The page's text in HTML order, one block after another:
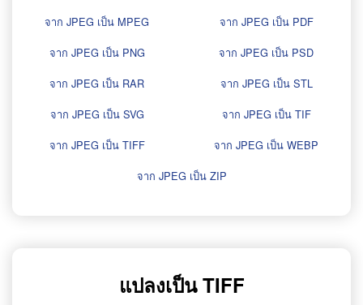
จาก JPEG เป็น MPEG
จาก JPEG เป็น PDF
จาก JPEG เป็น PNG
จาก JPEG เป็น PSD
จาก JPEG เป็น RAR
จาก JPEG เป็น STL
จาก JPEG เป็น SVG
จาก JPEG เป็น TIF
จาก JPEG เป็น TIFF
จาก JPEG เป็น WEBP
จาก JPEG เป็น ZIP
แปลงเป็น TIFF